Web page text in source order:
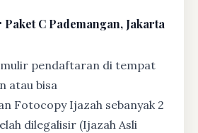
Paket C Pademangan, Jakarta
pendaftaran di tempat
atau bisa
Fotocopy Ijazah sebanyak 2
dilegalisir (Ijazah Asli